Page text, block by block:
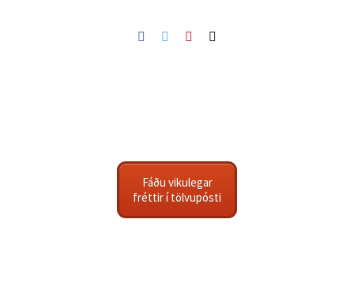
Facebook
TwitterPinterest
Fáðu vikulegar
fréttir í tölvupósti